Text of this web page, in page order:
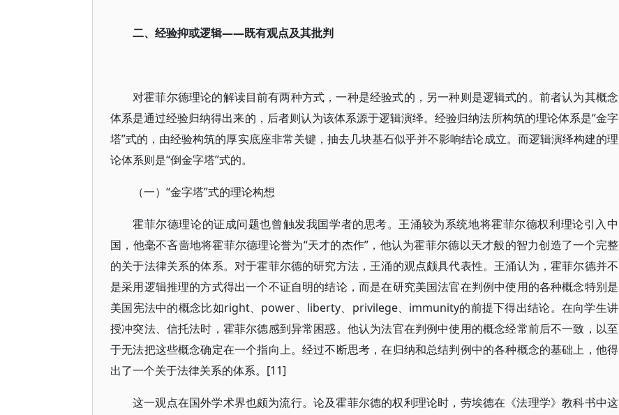
二、经验抑或逻辑——既有观点及其批判
对霍菲尔德理论的解读目前有两种方式，一种是经验式的，另一种则是逻辑式的。前者认为其概念
体系是通过经验归纳得出来的，后者则认为该体系源于逻辑演绎。经验归纳法所构筑的理论体系是“金字
塔”式的，由经验构筑的厚实底座非常关键，抽去几块基石似乎并不影响结论成立。而逻辑演绎构建的理
论体系则是“倒金字塔”式的。
（一）“金字塔”式的理论构想
霍菲尔德理论的证成问题也曾触发我国学者的思考。王涌较为系统地将霍菲尔德权利理论引入中
国，他毫不吝啬地将霍菲尔德理论誉为“天才的杰作”，他认为霍菲尔德以天才般的智力创造了一个完整
的关于法律关系的体系。对于霍菲尔德的研究方法，王涌的观点颇具代表性。王涌认为，霍菲尔德并不
是采用逻辑推理的方式得出一个不证自明的结论，而是在研究美国法官在判例中使用的各种概念特别是
美国宪法中的概念比如right、power、liberty、privilege、immunity的前提下得出结论。在向学生讲
授冲突法、信托法时，霍菲尔德感到异常困惑。他认为法官在判例中使用的概念经常前后不一致，以至
于无法把这些概念确定在一个指向上。经过不断思考，在归纳和总结判例中的各种概念的基础上，他得
出了一个关于法律关系的体系。[11]
这一观点在国外学术界也颇为流行。论及霍菲尔德的权利理论时，劳埃德在《法理学》教科书中这